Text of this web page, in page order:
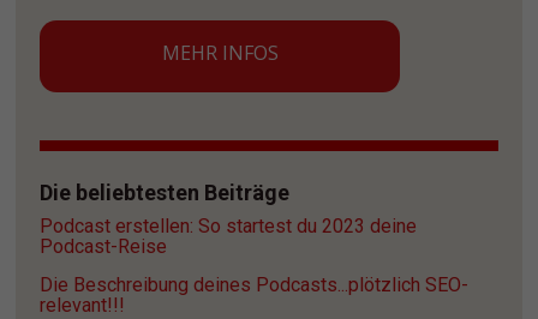
MEHR INFOS
Die beliebtesten Beiträge
Podcast erstellen: So startest du 2023 deine
Podcast-Reise
Die Beschreibung deines Podcasts...plötzlich SEO-
relevant!!!